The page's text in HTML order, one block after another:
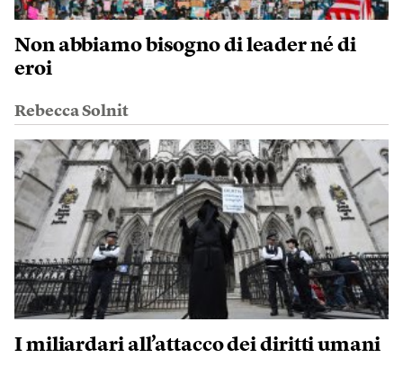
Non abbiamo bisogno di leader né di
eroi
Rebecca Solnit
I miliardari all’attacco dei diritti umani